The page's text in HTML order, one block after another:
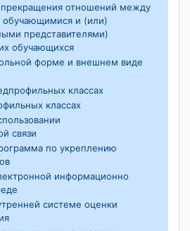
прекращения отношений между
и (или)
представителями)
обучающихся
форме и внешнем виде
классах
классах
связи
по укреплению
информационно
системе оценки